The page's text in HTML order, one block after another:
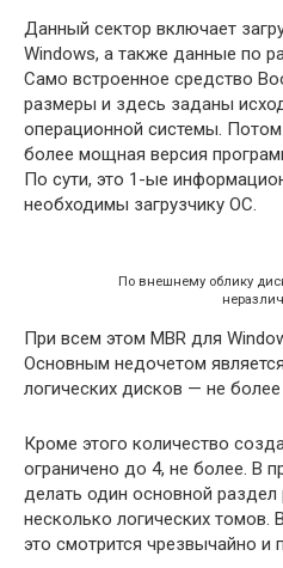
Данный сектор включает
Windows, а также данные по
Само встроенное средство
размеры и здесь заданы
операционной системы.
более мощная версия
По сути, это 1-ые
необходимы загрузчику ОС.
По внешнему облику
При всем этом MBR для
Основным недочетом
логических дисков — не более
Кроме этого количество
ограничено до 4, не более. В
делать один основной
несколько логических томов.
это смотрится чрезвычайно и